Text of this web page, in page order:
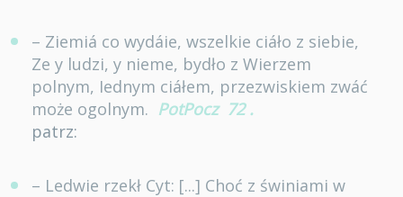
– Ziemiá co wydáie, wszelkie ciáło z siebie,
Ze y ludzi, y nieme, bydło z Wierzem
polnym, Iednym ciáłem, przezwiskiem zwáć
może ogolnym. PotPocz 72 .
patrz:
– Ledwie rzekł Cyt: [...] Choć z świniami w